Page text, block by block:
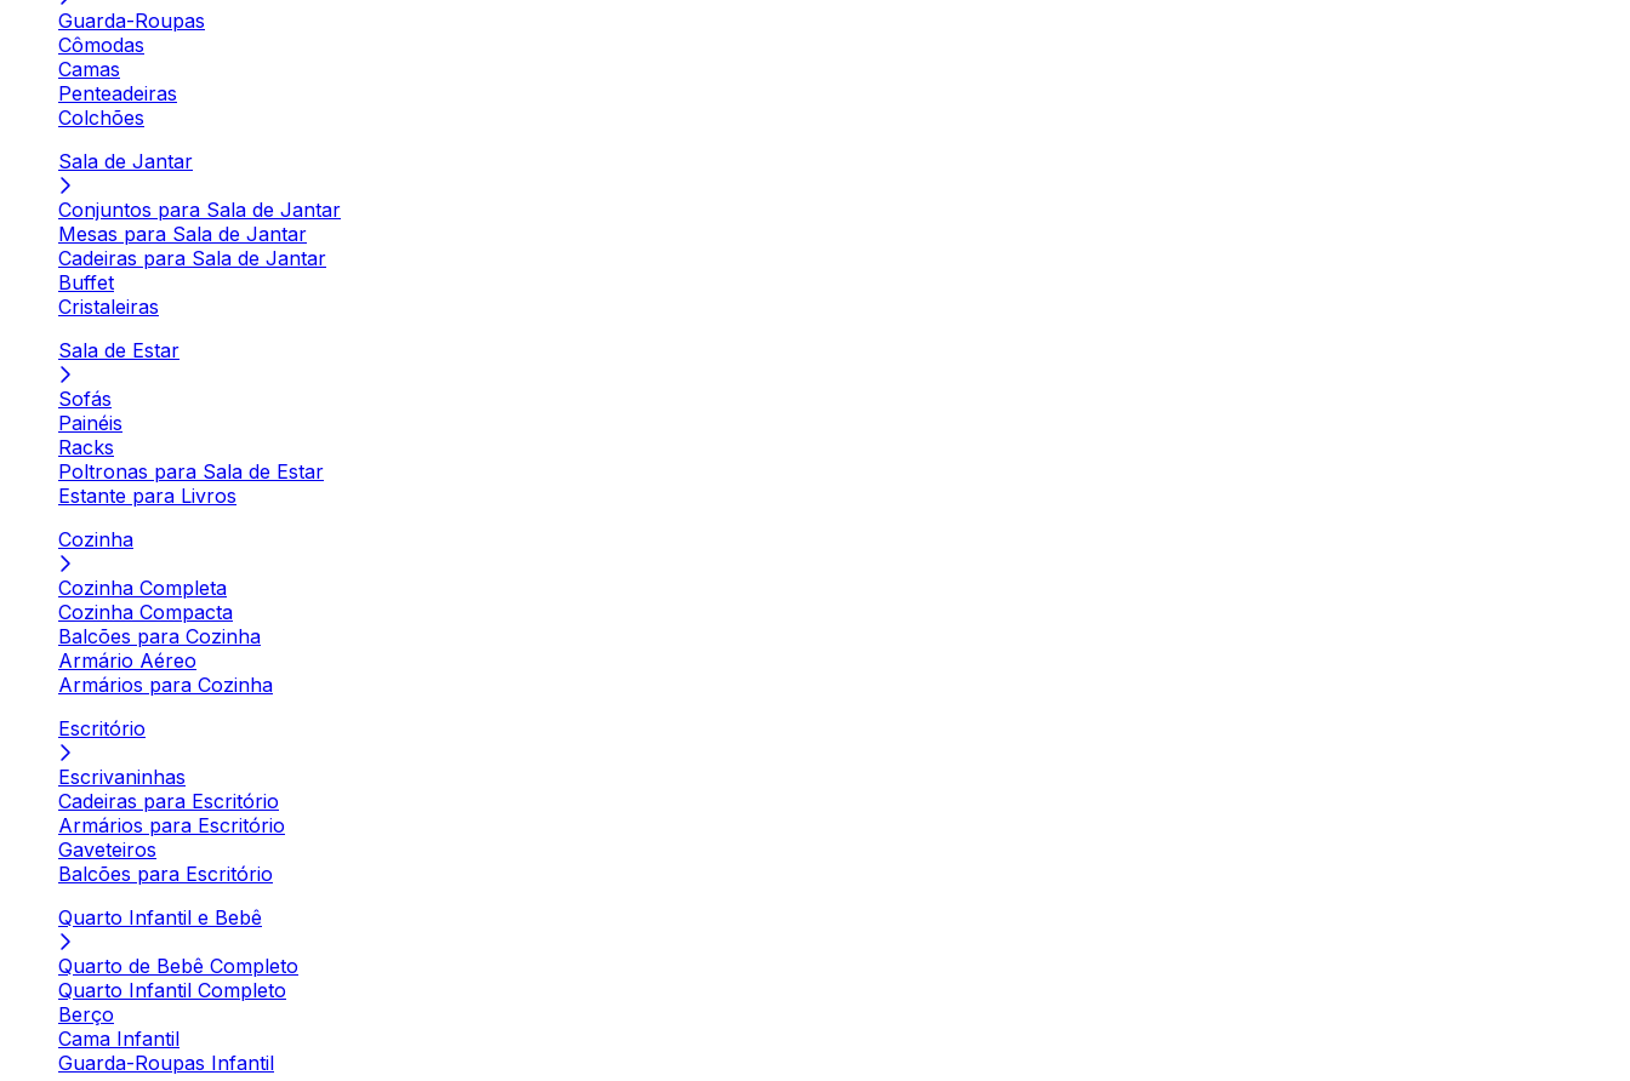
Guarda-Roupas
Cômodas
Camas
Penteadeiras
Colchões
Sala de Jantar
Conjuntos para Sala de Jantar
Mesas para Sala de Jantar
Cadeiras para Sala de Jantar
Buffet
Cristaleiras
Sala de Estar
Sofás
Painéis
Racks
Poltronas para Sala de Estar
Estante para Livros
Cozinha
Cozinha Completa
Cozinha Compacta
Balcões para Cozinha
Armário Aéreo
Armários para Cozinha
Escritório
Escrivaninhas
Cadeiras para Escritório
Armários para Escritório
Gaveteiros
Balcões para Escritório
Quarto Infantil e Bebê
Quarto de Bebê Completo
Quarto Infantil Completo
Berço
Cama Infantil
Guarda-Roupas Infantil